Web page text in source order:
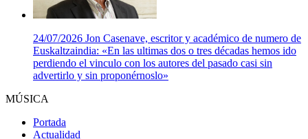
24/07/2026 Jon Casenave, escritor y académico de numero de
Euskaltzaindia: «En las ultimas dos o tres décadas hemos ido
perdiendo el vinculo con los autores del pasado casi sin
advertirlo y sin proponérnoslo»
MÚSICA
Portada
Actualidad